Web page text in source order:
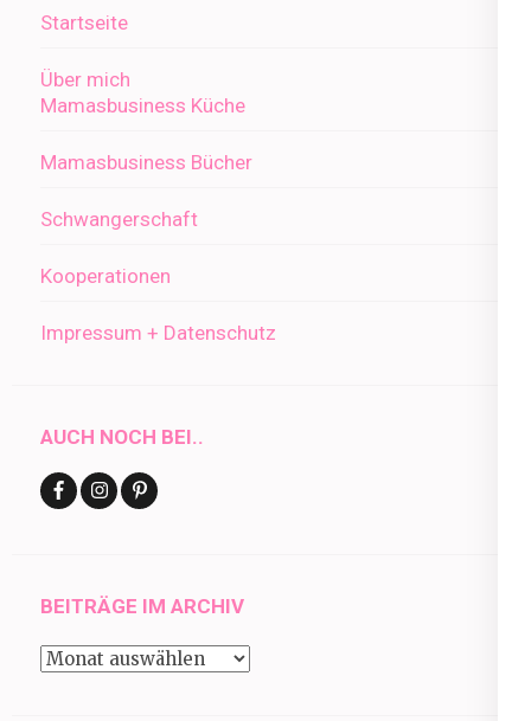
Startseite
Über mich
Mamasbusiness Küche
Mamasbusiness Bücher
Schwangerschaft
Kooperationen
Impressum + Datenschutz
AUCH NOCH BEI..
BEITRÄGE IM ARCHIV
Beiträge